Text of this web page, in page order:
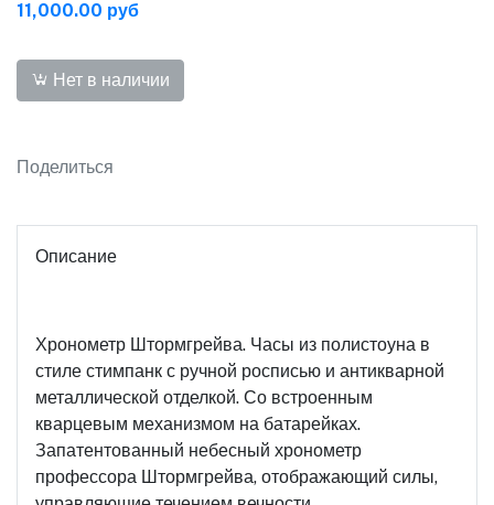
11,000.00 руб
Нет в наличии
Поделиться
Описание
Хронометр Штормгрейва. Часы из полистоуна в
стиле стимпанк с ручной росписью и антикварной
металлической отделкой. Со встроенным
кварцевым механизмом на батарейках.
Запатентованный небесный хронометр
профессора Штормгрейва, отображающий силы,